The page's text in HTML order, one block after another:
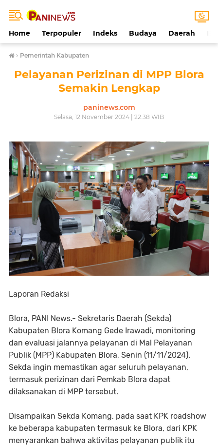
Home Terpopuler Indeks Budaya Daerah
› Pemerintah Kabupaten
Pelayanan Perizinan di MPP Blora
Semakin Lengkap
paninews.com
Selasa, 12 November 2024 | 22.38 WIB
Laporan Redaksi
Blora, PANI News.- Sekretaris Daerah (Sekda)
Kabupaten Blora Komang Gede Irawadi, monitoring
dan evaluasi jalannya pelayanan di Mal Pelayanan
Publik (MPP) Kabupaten Blora, Senin (11/11/2024).
Sekda ingin memastikan agar seluruh pelayanan,
termasuk perizinan dari Pemkab Blora dapat
dilaksanakan di MPP tersebut.
Disampaikan Sekda Komang, pada saat KPK roadshow
ke beberapa kabupaten termasuk ke Blora, dari KPK
menyarankan bahwa aktivitas pelayanan publik itu